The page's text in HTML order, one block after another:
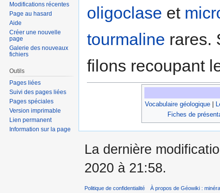
oligoclase et
tourmaline rares.
filons recoupant
Vocabulaire géologique|
Fiches de
Modifications récentes
Page au hasard
Aide
Créer une nouvelle
page
Galerie des nouveaux
fichiers
Outils
Pages liées
Suivi des pages liées
Pages spéciales
Version imprimable
Lien permanent
Information sur la page
La dernière
2020 à 21:58.
Politique de confidentialité À propos de Géowiki :